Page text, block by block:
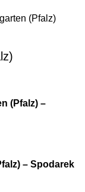
(Pfalz)
(Pfalz) –
– Spodarek